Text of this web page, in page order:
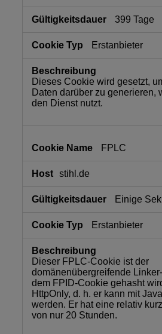
399 Tage
Erstanbieter
Dieses Cookie wird gesetzt,
Daten darüber zu generieren,
den Dienst nutzt.
FPLC
stihl.de
Einige
Erstanbieter
Dieser FPLC-Cookie ist der
domänenübergreifende
dem FPID-Cookie gehasht
HttpOnly, d. h. er kann mit
werden. Er hat eine relativ
von nur 20 Stunden.